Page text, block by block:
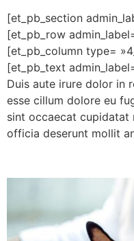
[et_pb_section
[et_pb_row
[et_pb_column type=
[et_pb_text
Duis aute irure dolor in
esse cillum dolore eu
sint occaecat cupidatat
officia deserunt mollit